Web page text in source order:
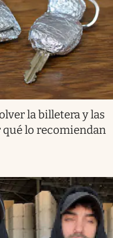
la billetera y las
lo recomiendan